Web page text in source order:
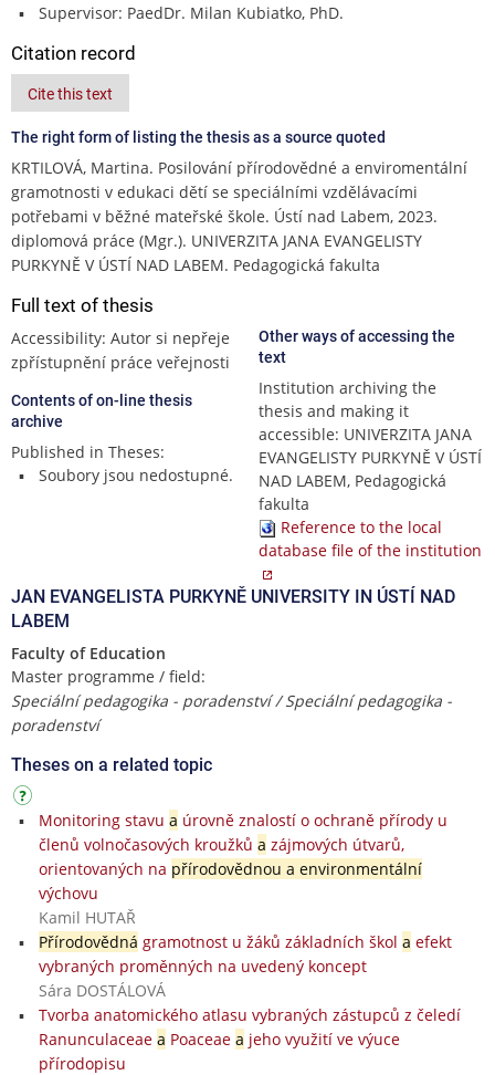
Supervisor: PaedDr. Milan Kubiatko, PhD.
Citation record
Cite this text
The right form of listing the thesis as a source quoted
KRTILOVÁ, Martina. Posilování přírodovědné a enviromentální
gramotnosti v edukaci dětí se speciálními vzdělávacími
potřebami v běžné mateřské škole. Ústí nad Labem, 2023.
diplomová práce (Mgr.). UNIVERZITA JANA EVANGELISTY
PURKYNĚ V ÚSTÍ NAD LABEM. Pedagogická fakulta
Full text of thesis
Accessibility: Autor si nepřeje
zpřístupnění práce veřejnosti
Contents of on-line thesis
archive
Published in Theses:
Soubory jsou nedostupné.
Other ways of accessing the
text
Institution archiving the
thesis and making it
accessible: UNIVERZITA JANA
EVANGELISTY PURKYNĚ V ÚSTÍ
NAD LABEM, Pedagogická
fakulta
Reference to the local
database file of the institution
JAN EVANGELISTA PURKYNĚ UNIVERSITY IN ÚSTÍ NAD
LABEM
Faculty of Education
Master programme / field:
Speciální pedagogika - poradenství / Speciální pedagogika -
poradenství
Theses on a related topic
Monitoring stavu a úrovně znalostí o ochraně přírody u
členů volnočasových kroužků a zájmových útvarů,
orientovaných na přírodovědnou a environmentální
výchovu
Kamil HUTAŘ
Přírodovědná gramotnost u žáků základních škol a efekt
vybraných proměnných na uvedený koncept
Sára DOSTÁLOVÁ
Tvorba anatomického atlasu vybraných zástupců z čeledí
Ranunculaceae a Poaceae a jeho využití ve výuce
přírodopisu